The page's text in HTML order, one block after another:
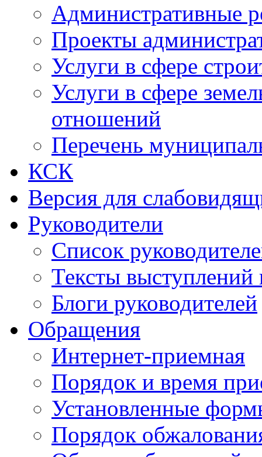
Административные
Проекты
Услуги в сфере
Услуги в сфере
отношений
Перечень
КСК
Версия для
Руководители
Список
Тексты выступлений
Блоги руководителей
Обращения
Интернет-приемная
Порядок и время
Установленные
Порядок